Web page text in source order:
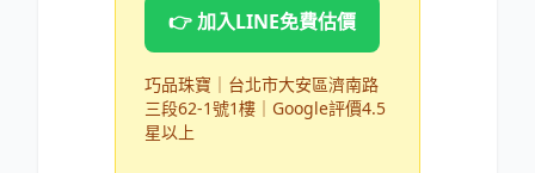
👉 加入LINE免費估價
巧品珠寶｜台北市大安區濟南路
三段62-1號1樓｜Google評價4.5
星以上